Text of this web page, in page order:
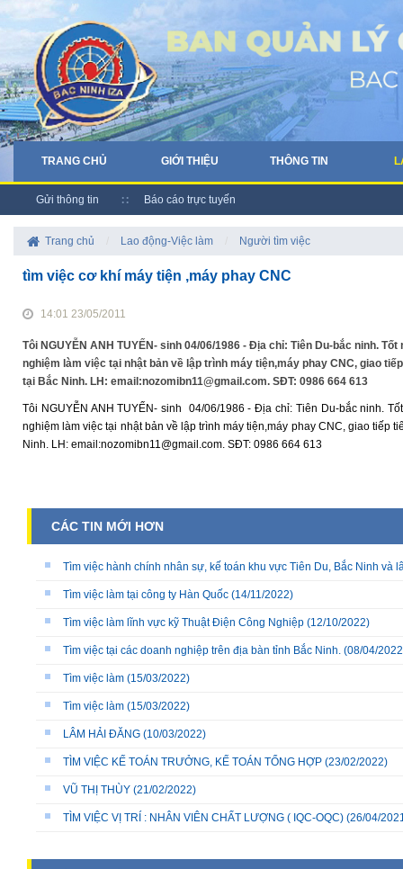
TRANG CHỦ GIỚI THIỆU THÔNG TIN
Gửi thông tin Báo cáo trực tuyến
Trang chủ Lao động-Việc làm Người tìm việc
tìm việc cơ khí máy tiện ,máy phay CNC
14:01 23/05/2011
Tôi NGUYỄN ANH TUYẾN- sinh 04/06/1986 - Địa chỉ: Tiên Du-bắc ninh.
nghiệm làm việc tại nhật bản về lập trình máy tiện,máy phay CNC, giao
tại Bắc Ninh. LH: email:nozomibn11@gmail.com. SĐT: 0986 664 613
Tôi NGUYỄN ANH TUYẾN- sinh 04/06/1986 - Địa chỉ: Tiên Du-bắc ninh.
nghiệm làm việc tại nhật bản về lập trình máy tiện,máy phay CNC, giao tiếp
Ninh. LH: email:nozomibn11@gmail.com. SĐT: 0986 664 613
CÁC TIN MỚI HƠN
Tìm việc hành chính nhân sự, kế toán khu vực Tiên Du, Bắc Ninh và
Tìm việc làm tại công ty Hàn Quốc (14/11/2022)
Tìm việc làm lĩnh vực kỹ Thuật Điện Công Nghiệp (12/10/2022)
Tìm việc tại các doanh nghiệp trên địa bàn tỉnh Bắc Ninh. (08/04/
Tìm việc làm (15/03/2022)
Tìm việc làm (15/03/2022)
LÂM HẢI ĐĂNG (10/03/2022)
TÌM VIỆC KẾ TOÁN TRƯỞNG, KẾ TOÁN TỔNG HỢP (23/02/2022)
VŨ THỊ THÙY (21/02/2022)
TÌM VIỆC VỊ TRÍ : NHÂN VIÊN CHẤT LƯỢNG ( IQC-OQC) (26/04/